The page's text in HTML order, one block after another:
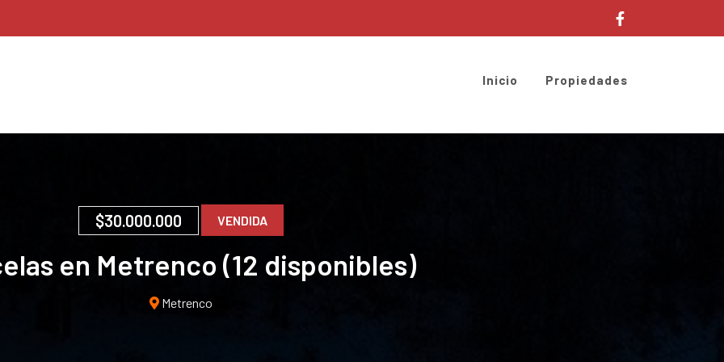
Inicio Propiedades
$30.000.000 VENDIDA
en Metrenco (12 disponibles)
Metrenco